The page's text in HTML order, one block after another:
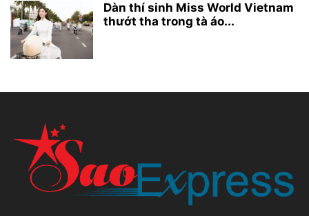
Dàn thí sinh Miss World Vietnam
thướt tha trong tà áo...